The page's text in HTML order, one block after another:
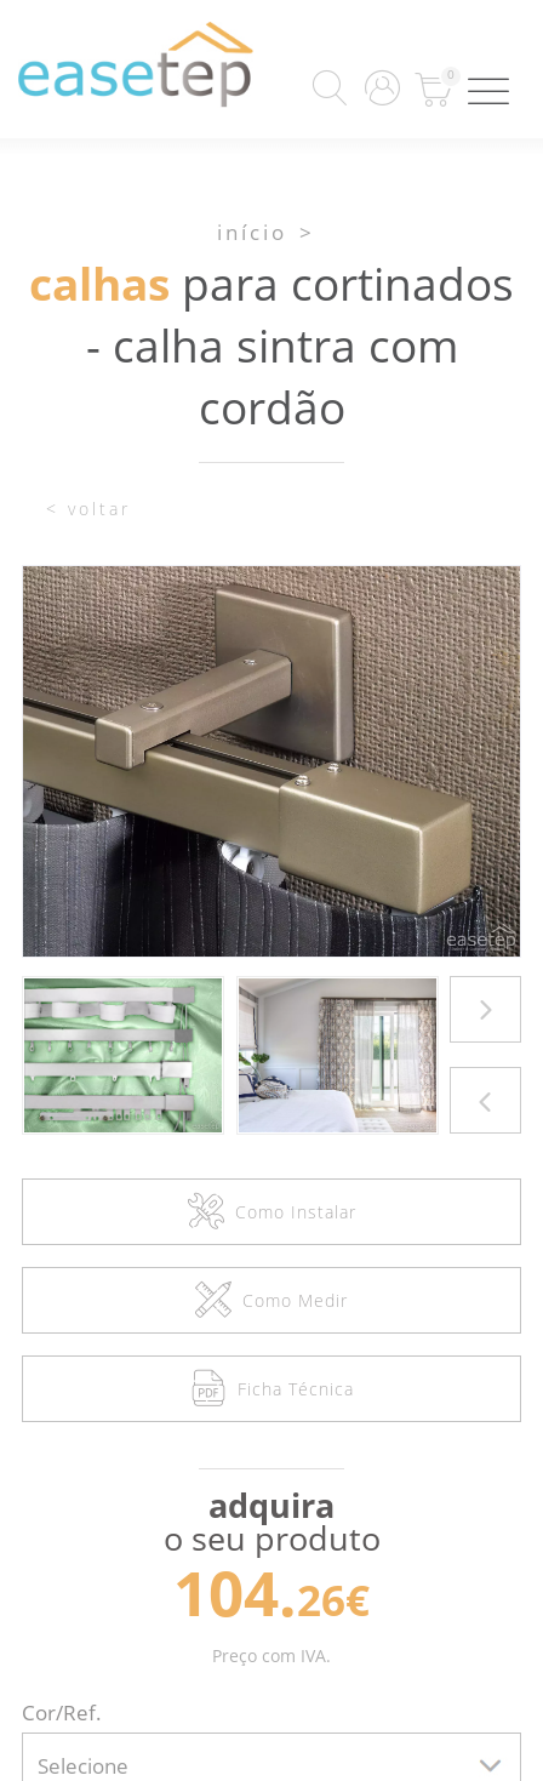
0
início >
calhas para cortinados
- calha sintra com
cordão
< voltar
Como Instalar
Como Medir
Ficha Técnica
adquira
o seu produto
104.26€
Preço com IVA.
Cor/Ref.
Selecione